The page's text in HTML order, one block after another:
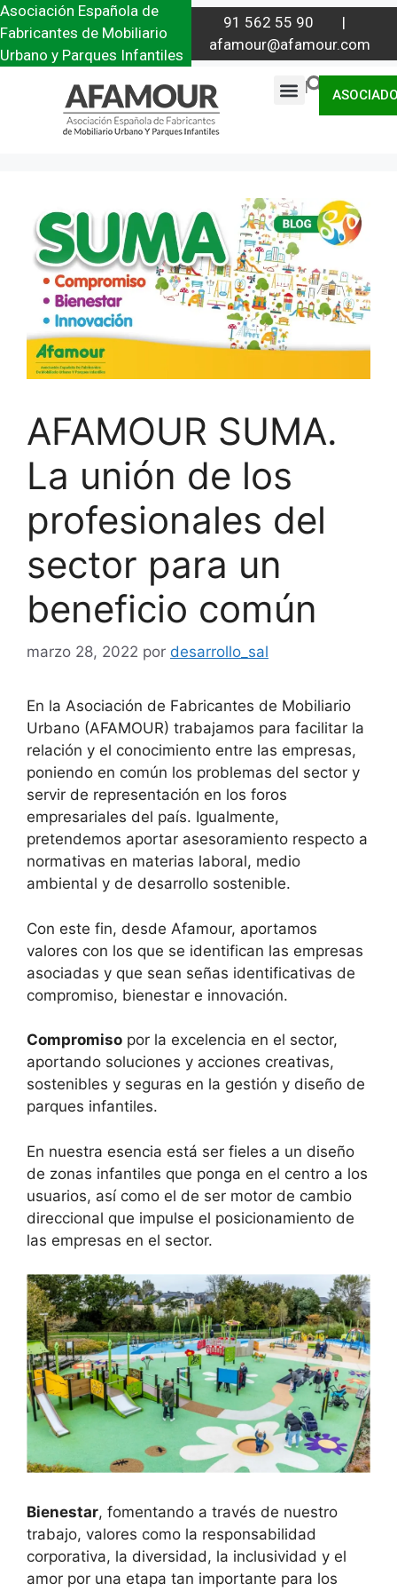
Asociación Española de
Fabricantes de Mobiliario
Urbano y Parques Infantiles
91 562 55 90 |
afamour@afamour.com
|
AFAMOUR SUMA.
La unión de los
profesionales del
sector para un
beneficio común
marzo 28, 2022 por desarrollo_sal
En la Asociación de Fabricantes de Mobiliario
Urbano (AFAMOUR) trabajamos para facilitar la
relación y el conocimiento entre las empresas,
poniendo en común los problemas del sector y
servir de representación en los foros
empresariales del país. Igualmente,
pretendemos aportar asesoramiento respecto a
normativas en materias laboral, medio
ambiental y de desarrollo sostenible.
Con este fin, desde Afamour, aportamos
valores con los que se identifican las empresas
asociadas y que sean señas identificativas de
compromiso, bienestar e innovación.
Compromiso por la excelencia en el sector,
aportando soluciones y acciones creativas,
sostenibles y seguras en la gestión y diseño de
parques infantiles.
En nuestra esencia está ser fieles a un diseño
de zonas infantiles que ponga en el centro a los
usuarios, así como el de ser motor de cambio
direccional que impulse el posicionamiento de
las empresas en el sector.
Bienestar, fomentando a través de nuestro
trabajo, valores como la responsabilidad
corporativa, la diversidad, la inclusividad y el
amor por una etapa tan importante para los